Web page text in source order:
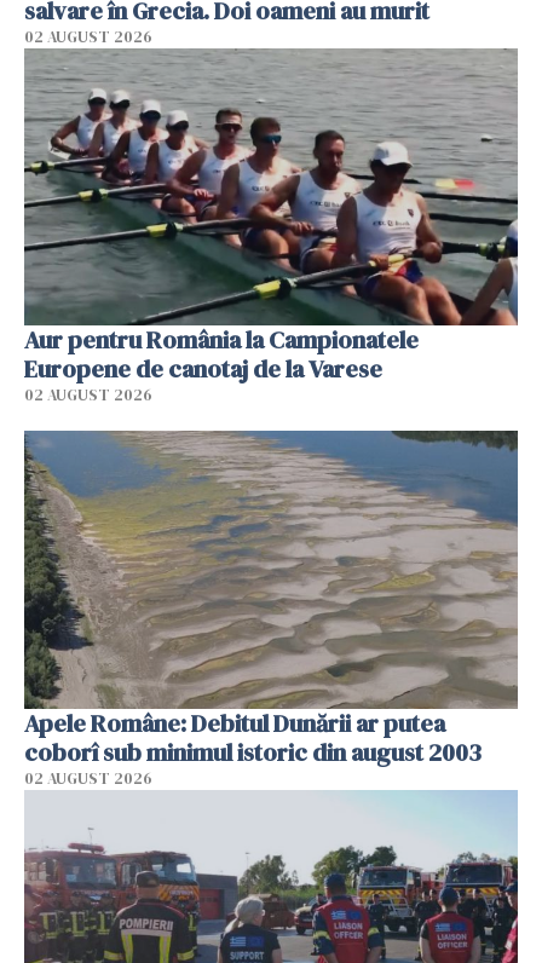
salvare în Grecia. Doi oameni au murit
02 AUGUST 2026
Aur pentru România la Campionatele
Europene de canotaj de la Varese
02 AUGUST 2026
Apele Române: Debitul Dunării ar putea
coborî sub minimul istoric din august 2003
02 AUGUST 2026